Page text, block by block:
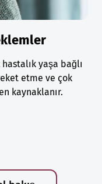
yaşa bağlı
etme ve çok
kaynaklanır.